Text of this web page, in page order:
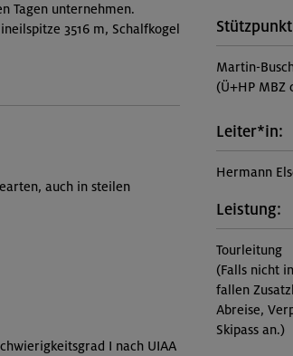
Tagen unternehmen.
3516 m, Schalfkogel
auch in steilen
I nach UIAA
Martin-
(Ü+HP MBZ
Leiter*in:
Hermann
Leistung:
Tourleitung
(Falls nicht
fallen
Abreise,
Skipass an.)